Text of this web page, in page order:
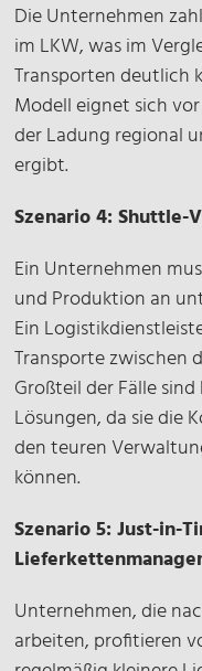
Die Unternehmen
im LKW, was im
Transporten deutlich
Modell eignet sich
der Ladung regional
ergibt.
Szenario 4: Shuttle-
Ein Unternehmen
und Produktion an
Ein
Transporte zwischen
Großteil der Fälle
Lösungen, da sie die
den teuren
können.
Szenario 5: Just-in-
Unternehmen, die
arbeiten, profitieren